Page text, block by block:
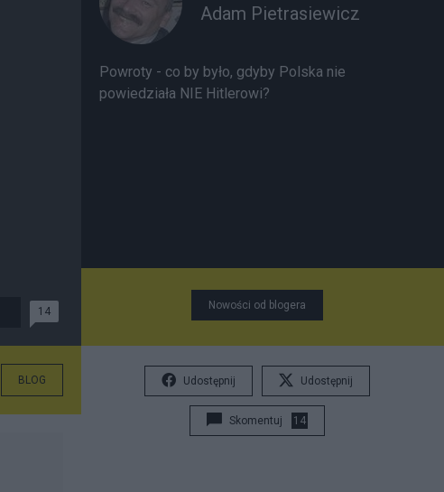
14
BLOG
Adam Pietrasiewicz
Powroty - co by było, gdyby Polska nie
powiedziała NIE Hitlerowi?
Nowości od blogera
Udostępnij Udostępnij
Skomentuj 14